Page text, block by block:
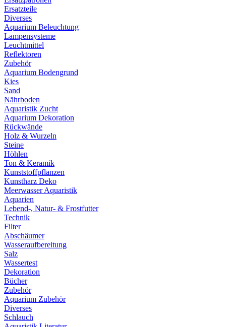
Ersatzteile
Diverses
Aquarium Beleuchtung
Lampensysteme
Leuchtmittel
Reflektoren
Zubehör
Aquarium Bodengrund
Kies
Sand
Nährboden
Aquaristik Zucht
Aquarium Dekoration
Rückwände
Holz & Wurzeln
Steine
Höhlen
Ton & Keramik
Kunststoffpflanzen
Kunstharz Deko
Meerwasser Aquaristik
Aquarien
Lebend-, Natur- & Frostfutter
Technik
Filter
Abschäumer
Wasseraufbereitung
Salz
Wassertest
Dekoration
Bücher
Zubehör
Aquarium Zubehör
Diverses
Schlauch